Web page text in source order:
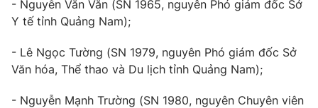
Giấy phép hoạt động báo in và báo điện tử số 483/GP-BTTTT
cấp ngày 29/12/2023
Phó Tổng Biên tập:
Nguyễn Thị Mỹ Hạnh, Phạm Quốc Thắng,
Nguyễn Trọng Ninh
Tổng đài VTV:024.38 355 931 - 024.38 355 932
- Nguyễn Văn Văn (SN 1965, nguyên Phó giám đốc Sở
Y tế tỉnh Quảng Nam);
- Lê Ngọc Tường (SN 1979, nguyên Phó giám đốc Sở
Văn hóa, Thể thao và Du lịch tỉnh Quảng Nam);
- Nguyễn Mạnh Trường (SN 1980, nguyên Chuyên viên